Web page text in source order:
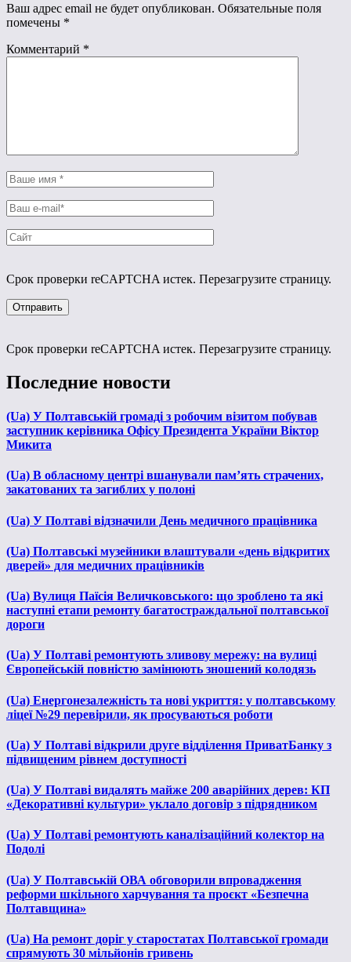
Ваш адрес email не будет опубликован. Обязательные поля
помечены *
Комментарий *
Срок проверки reCAPTCHA истек. Перезагрузите страницу.
Срок проверки reCAPTCHA истек. Перезагрузите страницу.
Последние новости
(Ua) У Полтавській громаді з робочим візитом побував
заступник керівника Офісу Президента України Віктор
Микита
(Ua) В обласному центрі вшанували пам’ять страчених,
закатованих та загиблих у полоні
(Ua) У Полтаві відзначили День медичного працівника
(Ua) Полтавські музейники влаштували «день відкритих
дверей» для медичних працівників
(Ua) Вулиця Паїсія Величковського: що зроблено та які
наступні етапи ремонту багатостраждальної полтавської
дороги
(Ua) У Полтаві ремонтують зливову мережу: на вулиці
Європейській повністю замінюють зношений колодязь
(Ua) Енергонезалежність та нові укриття: у полтавському
ліцеї №29 перевірили, як просуваються роботи
(Ua) У Полтаві відкрили друге відділення ПриватБанку з
підвищеним рівнем доступності
(Ua) У Полтаві видалять майже 200 аварійних дерев: КП
«Декоративні культури» уклало договір з підрядником
(Ua) У Полтаві ремонтують каналізаційний колектор на
Подолі
(Ua) У Полтавській ОВА обговорили впровадження
реформи шкільного харчування та проєкт «Безпечна
Полтавщина»
(Ua) На ремонт доріг у старостатах Полтавської громади
спрямують 30 мільйонів гривень